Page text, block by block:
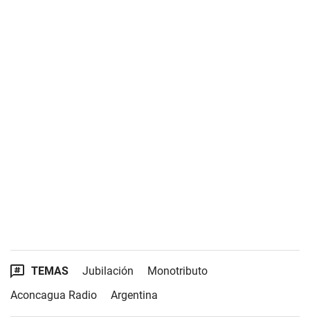
TEMAS Jubilación
Monotributo
Aconcagua Radio
Argentina